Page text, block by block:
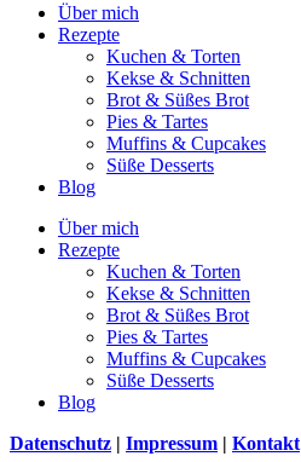
Über mich
Rezepte
Kuchen & Torten
Kekse & Schnitten
Brot & Süßes Brot
Pies & Tartes
Muffins & Cupcakes
Süße Desserts
Blog
Über mich
Rezepte
Kuchen & Torten
Kekse & Schnitten
Brot & Süßes Brot
Pies & Tartes
Muffins & Cupcakes
Süße Desserts
Blog
Datenschutz | Impressum | Kontakt